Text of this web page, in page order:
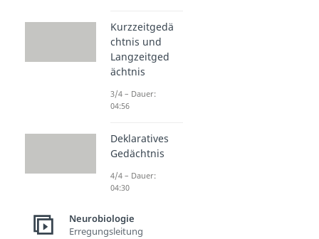
Kurzzeitgedä
chtnis und
Langzeitged
ächtnis
3/4 – Dauer:
04:56
Deklaratives
Gedächtnis
4/4 – Dauer:
04:30
Neurobiologie
Erregungsleitung